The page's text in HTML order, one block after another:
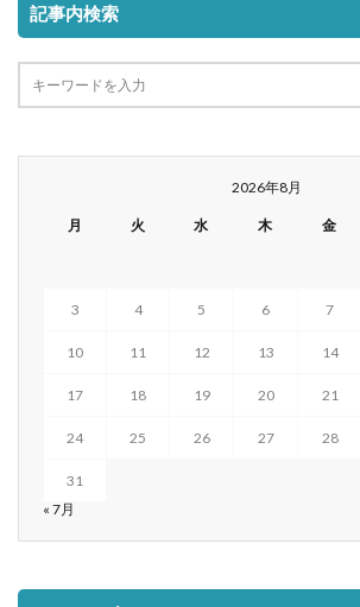
記事内検索
2026年8月
月 火 水 木 金
3 4 5 6 7
10 11 12 13 14
17 18 19 20 21
24 25 26 27 28
31
« 7月